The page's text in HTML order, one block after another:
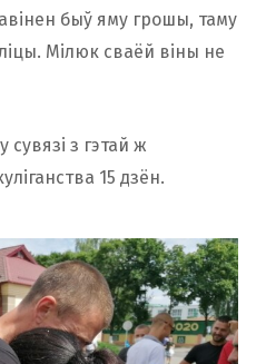
быў яму грошы, таму
Мілюк сваёй віны не
з гэтай ж
15 дзён.